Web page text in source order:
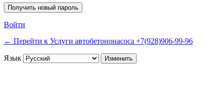
Войти
← Перейти к Услуги автобетононасоса +7(928)906-99-96
Язык